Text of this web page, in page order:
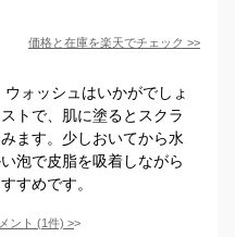
価格と在庫を楽天でチェック >>
ォッシュはいかがでしょ
トで、肌に塗るとスクラ
ます。少しおいてから水
泡で皮脂を吸着しながら
すめです。
ント (1件) >